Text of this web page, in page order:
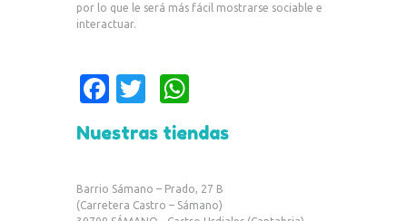
por lo que le será más fácil mostrarse sociable e
interactuar.
Fa
e
b
o
w
it
r
at
A
Nuestras tiendas
Barrio Sámano – Prado, 27 B
(Carretera Castro – Sámano)